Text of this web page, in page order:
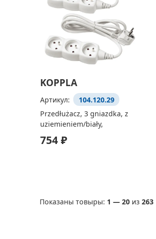
KOPPLA
Артикул:
104.120.29
Przedłużacz, 3 gniazdka, z
uziemieniem/biały,
754 ₽
Показаны товыры: 1 — 20из 263